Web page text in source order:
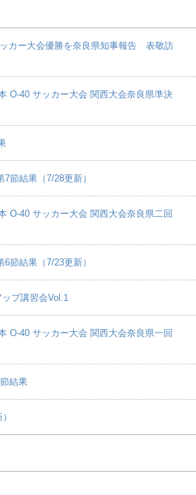
カー大会優勝を奈良県知事報告 表敬訪
O-40 サッカー大会 関西大会奈良県準決
節結果（7/28更新）
O-40 サッカー大会 関西大会奈良県二回
節結果（7/23更新）
プ講習会Vol.1
O-40 サッカー大会 関西大会奈良県一回
結果